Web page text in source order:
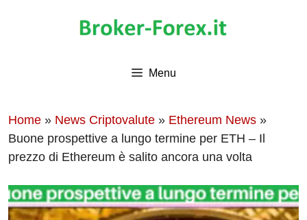
Menu
Home » News Criptovalute » Ethereum News »
Buone prospettive a lungo termine per ETH – Il
prezzo di Ethereum è salito ancora una volta